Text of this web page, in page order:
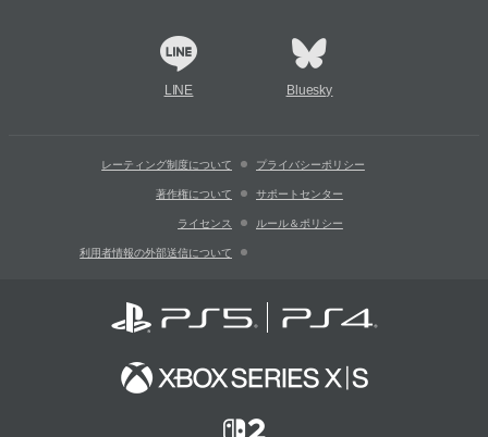
LINE Bluesky
レーティング制度について プライバシーポリシー
著作権について サポートセンター
ライセンス ルール＆ポリシー
利用者情報の外部送信について